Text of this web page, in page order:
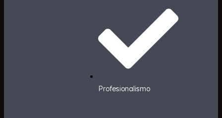
Profesionalismo